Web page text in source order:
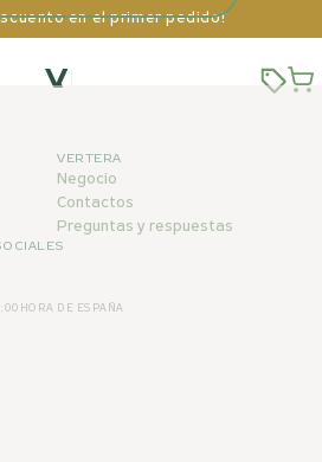
en el primer pedido!
VERTERA
Negocio
Contactos
Preguntas y respuestas
HORA DE ESPAÑA